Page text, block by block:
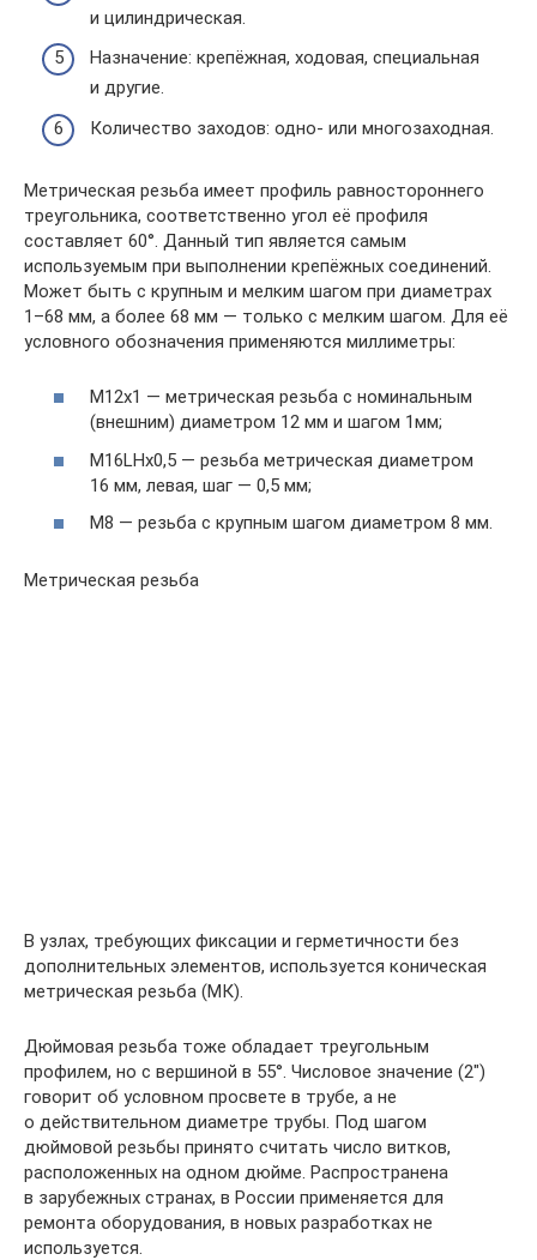
и цилиндрическая.
Назначение: крепёжная, ходовая, специальная
и другие.
Количество заходов: одно- или многозаходная.
Метрическая резьба имеет профиль равностороннего
треугольника, соответственно угол её профиля
составляет 60°. Данный тип является самым
используемым при выполнении крепёжных соединений.
Может быть с крупным и мелким шагом при диаметрах
1–68 мм, а более 68 мм — только с мелким шагом. Для её
условного обозначения применяются миллиметры:
М12х1 — метрическая резьба с номинальным
(внешним) диаметром 12 мм и шагом 1мм;
М16LHх0,5 — резьба метрическая диаметром
16 мм, левая, шаг — 0,5 мм;
М8 — резьба с крупным шагом диаметром 8 мм.
Метрическая резьба
В узлах, требующих фиксации и герметичности без
дополнительных элементов, используется коническая
метрическая резьба (МК).
Дюймовая резьба тоже обладает треугольным
профилем, но с вершиной в 55°. Числовое значение (2″)
говорит об условном просвете в трубе, а не
о действительном диаметре трубы. Под шагом
дюймовой резьбы принято считать число витков,
расположенных на одном дюйме. Распространена
в зарубежных странах, в России применяется для
ремонта оборудования, в новых разработках не
используется.